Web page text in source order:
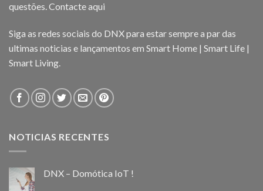
questões.Contacte aqui
Siga as redes sociais do DNX para estar sempre a par das
ultimas noticias e lançamentos em Smart Home | Smart Life |
Smart Living.
NOTICIAS RECENTES
DNX – Domótica IoT !